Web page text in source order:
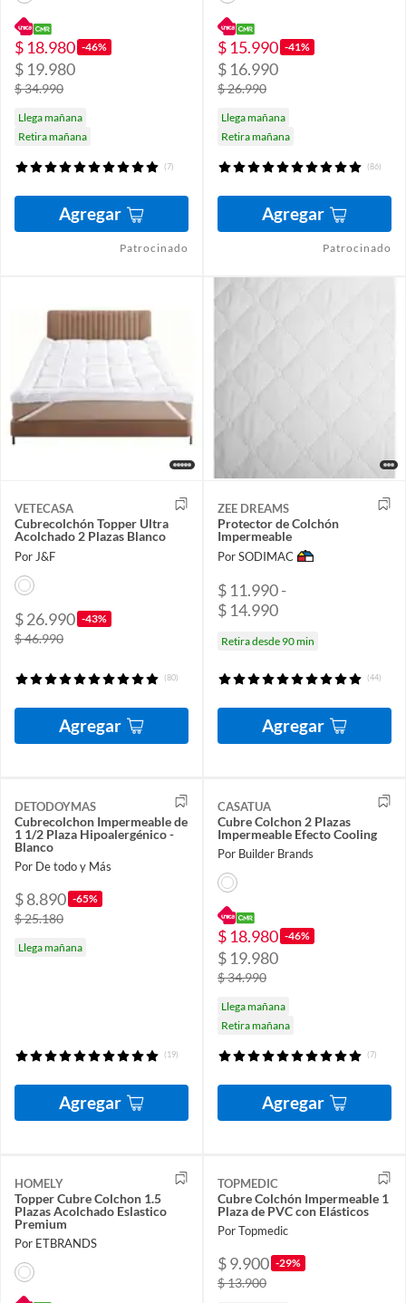
$ 18.980 -46%
$ 19.980
$ 34.990
Llega mañana
Retira mañana
(7)
Agregar
Patrocinado
$ 15.990 -41%
$ 16.990
$ 26.990
Llega mañana
Retira mañana
(86)
Agregar
Patrocinado
VETECASA
Cubrecolchón Topper Ultra
Acolchado 2 Plazas Blanco
Por J&F
$ 26.990 -43%
$ 46.990
(80)
Agregar
ZEE DREAMS
Protector de Colchón
Impermeable
Por SODIMAC
$ 11.990 -
$ 14.990
Retira desde 90 min
(44)
Agregar
DETODOYMAS
Cubrecolchon Impermeable de
1 1/2 Plaza Hipoalergénico -
Blanco
Por De todo y Más
$ 8.890 -65%
$ 25.180
Llega mañana
(19)
Agregar
CASATUA
Cubre Colchon 2 Plazas
Impermeable Efecto Cooling
Por Builder Brands
$ 18.980 -46%
$ 19.980
$ 34.990
Llega mañana
Retira mañana
(7)
Agregar
HOMELY
Topper Cubre Colchon 1.5
Plazas Acolchado Eslastico
Premium
Por ETBRANDS
TOPMEDIC
Cubre Colchón Impermeable 1
Plaza de PVC con Elásticos
Por Topmedic
$ 9.900 -29%
$ 13.900